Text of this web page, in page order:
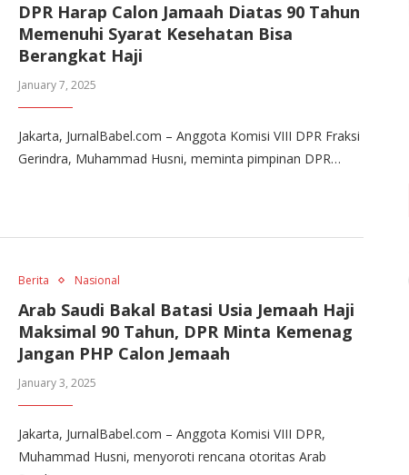
DPR Harap Calon Jamaah Diatas 90 Tahun
Memenuhi Syarat Kesehatan Bisa
Berangkat Haji
January 7, 2025
Jakarta, JurnalBabel.com – Anggota Komisi VIII DPR Fraksi
Gerindra, Muhammad Husni, meminta pimpinan DPR…
Berita Nasional
Arab Saudi Bakal Batasi Usia Jemaah Haji
Maksimal 90 Tahun, DPR Minta Kemenag
Jangan PHP Calon Jemaah
January 3, 2025
Jakarta, JurnalBabel.com – Anggota Komisi VIII DPR,
Muhammad Husni, menyoroti rencana otoritas Arab